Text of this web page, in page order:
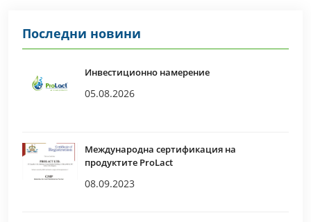
Последни новини
Инвестиционно намерение
05.08.2026
Международна сертификация на
продуктите ProLact
08.09.2023